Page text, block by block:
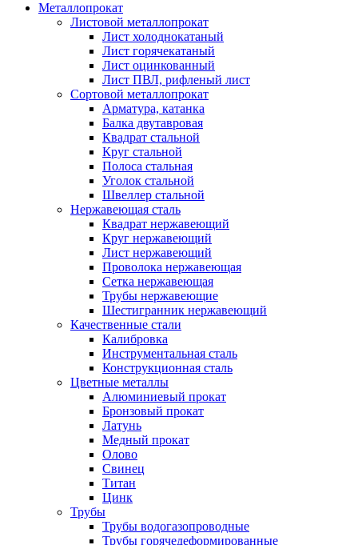
Металлопрокат
Листовой металлопрокат
Лист холоднокатаный
Лист горячекатаный
Лист оцинкованный
Лист ПВЛ, рифленый лист
Сортовой металлопрокат
Арматура, катанка
Балка двутавровая
Квадрат стальной
Круг стальной
Полоса стальная
Уголок стальной
Швеллер стальной
Нержавеющая сталь
Квадрат нержавеющий
Круг нержавеющий
Лист нержавеющий
Проволока нержавеющая
Сетка нержавеющая
Трубы нержавеющие
Шестигранник нержавеющий
Качественные стали
Калибровка
Инструментальная сталь
Конструкционная сталь
Цветные металлы
Алюминиевый прокат
Бронзовый прокат
Латунь
Медный прокат
Олово
Свинец
Титан
Цинк
Трубы
Трубы водогазопроводные
Трубы горячедеформированные